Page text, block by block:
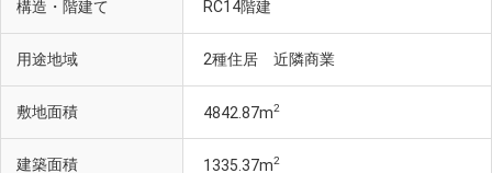
構造・階建て RC14階建
用途地域 2種住居 近隣商業
敷地面積 4842.87m2
建築面積 1335.37m2